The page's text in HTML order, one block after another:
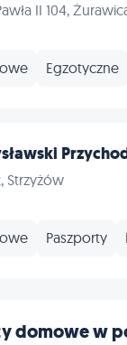
II 104,
Egzotyczne
Strzyżów
Paszporty
domowe w